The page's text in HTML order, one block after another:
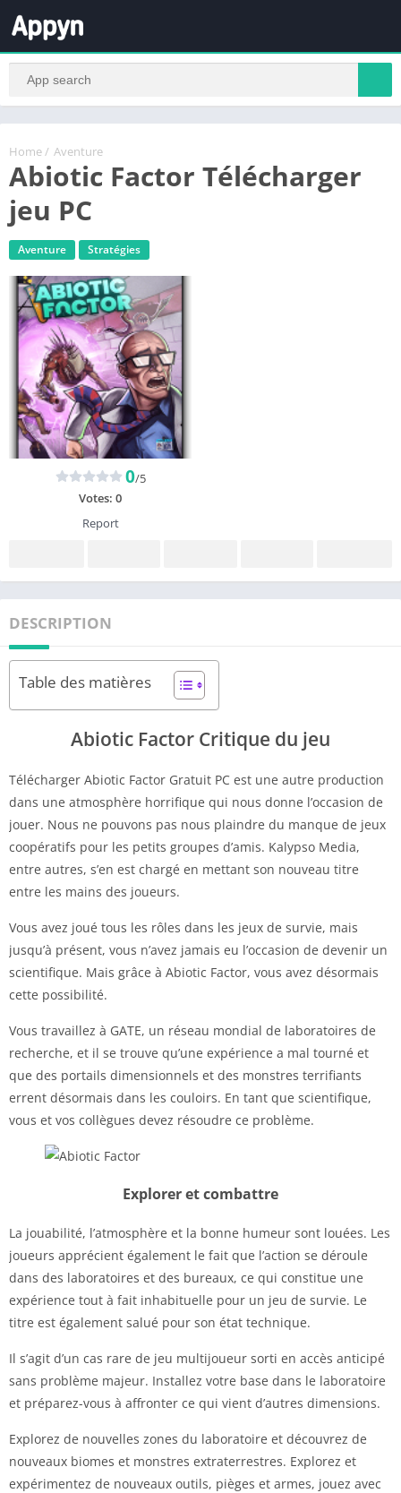
Home / Aventure
Abiotic Factor Télécharger
jeu PC
Aventure Stratégies
0/5
Votes: 0
Report
DESCRIPTION
Table des matières
Abiotic Factor Critique du jeu
Télécharger Abiotic Factor Gratuit PC est une autre production
dans une atmosphère horrifique qui nous donne l’occasion de
jouer. Nous ne pouvons pas nous plaindre du manque de jeux
coopératifs pour les petits groupes d’amis. Kalypso Media,
entre autres, s’en est chargé en mettant son nouveau titre
entre les mains des joueurs.
Vous avez joué tous les rôles dans les jeux de survie, mais
jusqu’à présent, vous n’avez jamais eu l’occasion de devenir un
scientifique. Mais grâce à Abiotic Factor, vous avez désormais
cette possibilité.
Vous travaillez à GATE, un réseau mondial de laboratoires de
recherche, et il se trouve qu’une expérience a mal tourné et
que des portails dimensionnels et des monstres terrifiants
errent désormais dans les couloirs. En tant que scientifique,
vous et vos collègues devez résoudre ce problème.
Explorer et combattre
La jouabilité, l’atmosphère et la bonne humeur sont louées. Les
joueurs apprécient également le fait que l’action se déroule
dans des laboratoires et des bureaux, ce qui constitue une
expérience tout à fait inhabituelle pour un jeu de survie. Le
titre est également salué pour son état technique.
Il s’agit d’un cas rare de jeu multijoueur sorti en accès anticipé
sans problème majeur. Installez votre base dans le laboratoire
et préparez-vous à affronter ce qui vient d’autres dimensions.
Explorez de nouvelles zones du laboratoire et découvrez de
nouveaux biomes et monstres extraterrestres. Explorez et
expérimentez de nouveaux outils, pièges et armes, jouez avec